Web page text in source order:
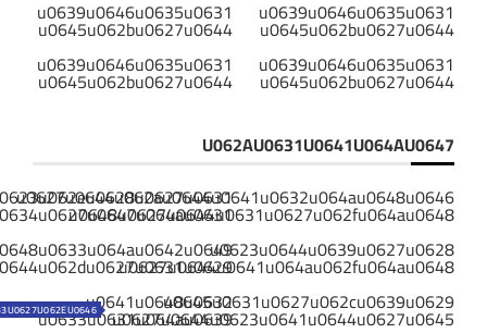
u0639u0646u0635u0631
u0645u062bu0627u0644
u0639u0646u0635u0631
u0645u062bu0627u0644
u0639u0646u0635u0631
u0645u062bu0627u0644
u0639u0646u0635u0631
u0645u062bu0627u0644
U062AU0631U0641U064AU0647
u0627u0644u062au0644u0641u0632u064au0648u0646
u0648u0627u0644u0631u0627u062fu064au0648
u0623u0644u0639u0627u0628
u0627u0644u0641u064au062fu064au0648
u0645u0631u0627u062cu0639u0629
u0627u0644u0623u0641u0644u0627u0645
u0641u0648u0632
u0633u0631u064au0639